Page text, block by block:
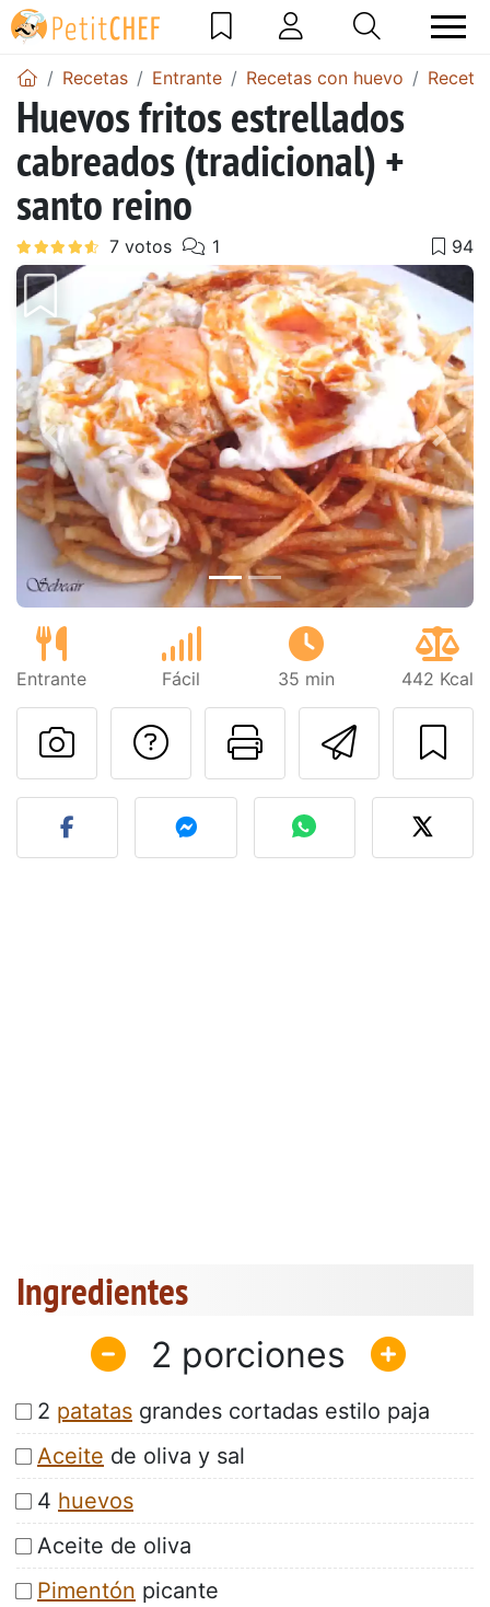
Recetas Entrante Recetas con huevo
Huevos fritos estrellados
cabreados (tradicional) +
santo reino
Anterior
Entrante Fácil 35 min 442 Kcal
Imprimir
Preguntar al autor
Publicar la foto de esta
Ingredientes
2
2 patatas grandes cortadas estilo paja
Aceite de oliva y sal
4 huevos
Aceite de oliva
Pimentón picante